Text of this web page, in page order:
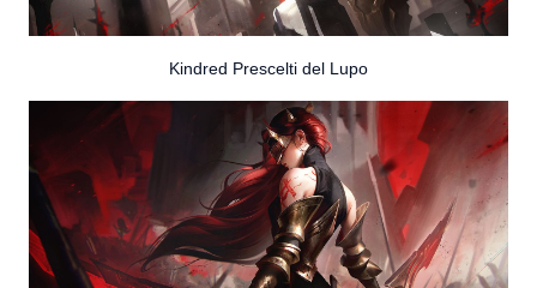
Kindred Prescelti del Lupo